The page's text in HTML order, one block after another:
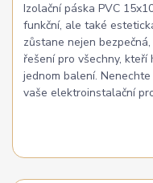
Izolační páska PVC
funkční, ale také
zůstane nejen
řešení pro všechny,
jednom balení.
vaše elektroinstalační